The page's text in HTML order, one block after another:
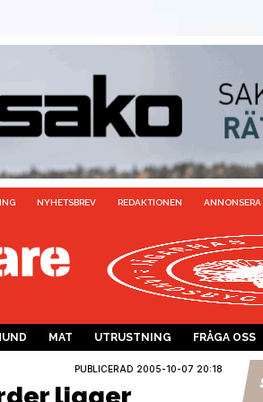
NYHETSBREV REDAKTIONEN ANNONSERA
MAT UTRUSTNING FRÅGA OSS
PUBLICERAD 2005-10-07 20:18
ligger